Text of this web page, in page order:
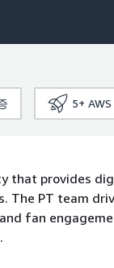
5+
that provides
The PT team
fan